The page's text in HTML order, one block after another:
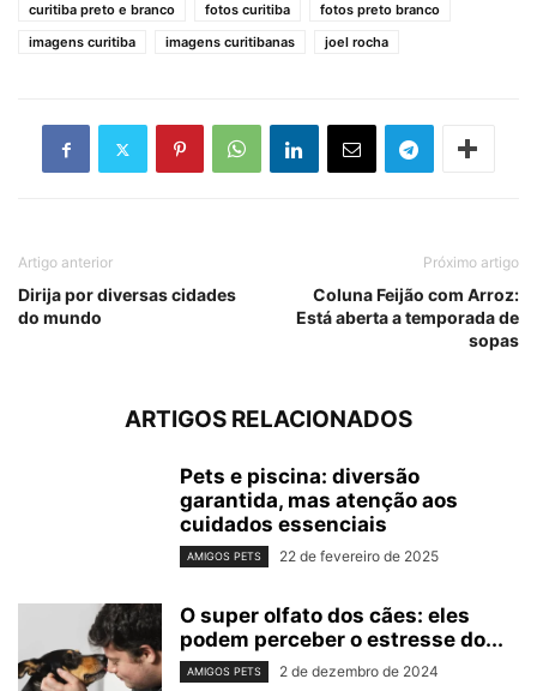
curitiba preto e branco
fotos curitiba
fotos preto branco
imagens curitiba
imagens curitibanas joel rocha
Artigo anterior
Dirija por diversas cidades
do mundo
Próximo artigo
Coluna Feijão com Arroz:
Está aberta a temporada de
sopas
ARTIGOS RELACIONADOS
Pets e piscina: diversão
garantida, mas atenção aos
cuidados essenciais
AMIGOS PETS 22 de fevereiro de 2025
O super olfato dos cães: eles
podem perceber o estresse do...
AMIGOS PETS 2 de dezembro de 2024